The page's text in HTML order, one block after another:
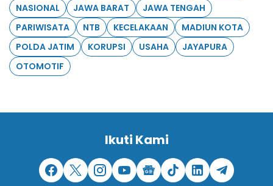
NASIONAL
JAWA BARAT
JAWA TENGAH
PARIWISATA
NTB KECELAKAAN
MADIUN KOTA
POLDA JATIM
KORUPSI USAHA
JAYAPURA
OTOMOTIF
Ikuti Kami